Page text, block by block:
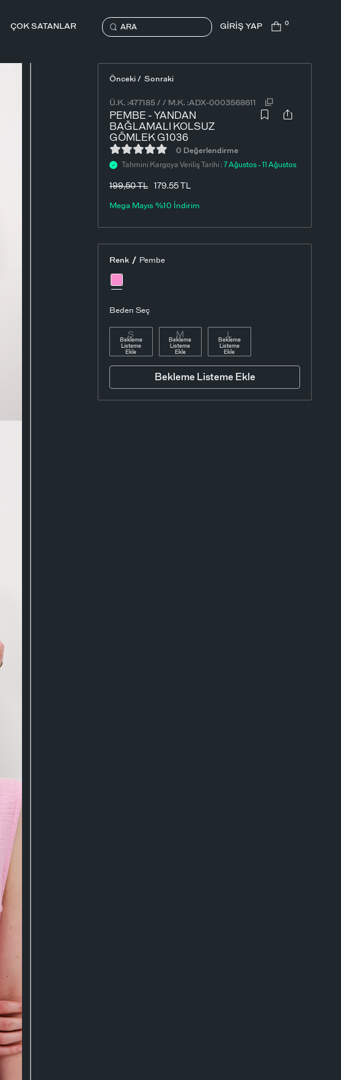
ÇOK SATANLAR ARA GİRİŞ YAP 0
Önceki / Sonraki
Ü.K. :477185 // M.K. :ADX-0003568611
PEMBE - YANDAN
BAĞLAMALI KOLSUZ
GÖMLEK G1036
0 Değerlendirme
Tahmini Kargoya Veriliş Tarihi :7 Ağustos - 11 Ağustos
Mega Mayıs %10 İndirim
199,50TL 179.55 TL
Renk / Pembe
Beden Seç
S
Bekleme
Listeme
Ekle
M
Bekleme
Listeme
Ekle
L
Bekleme
Listeme
Ekle
Bekleme Listeme Ekle